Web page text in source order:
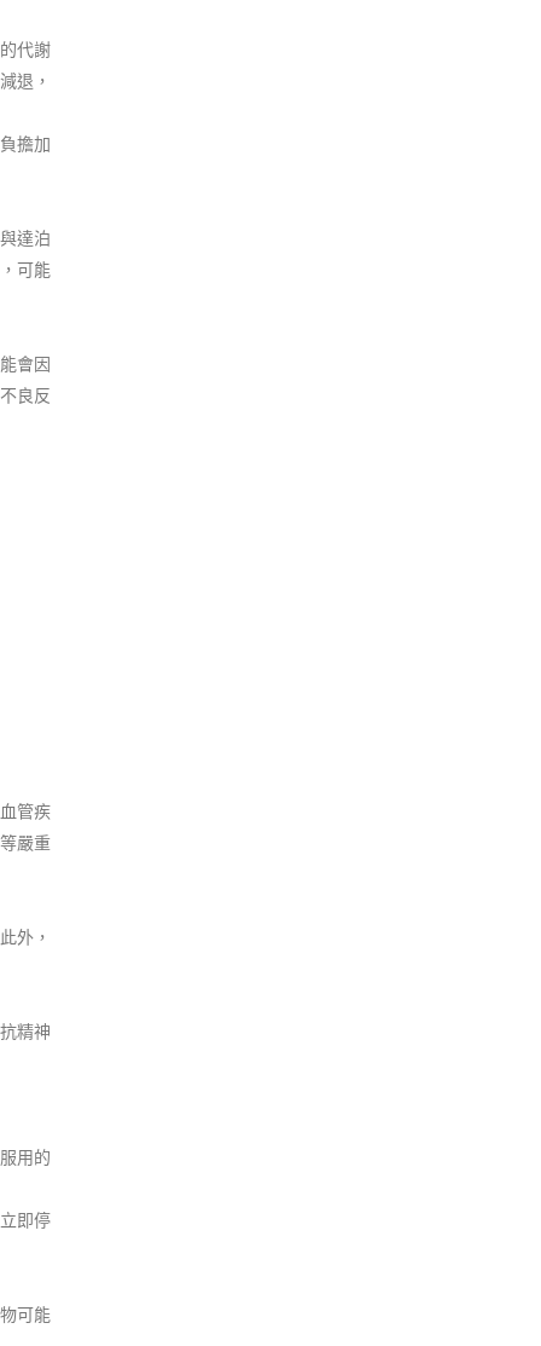
代謝
退，
擔加
達泊
可能
會因
良反
管疾
嚴重
外，
精神
用的
即停
可能